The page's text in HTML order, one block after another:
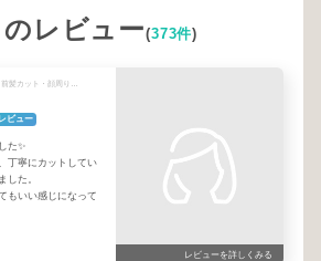
レビュー(373件)
ビュー
た✨
丁寧にカットしてい
した。
もいい感じになって
レビューを詳しくみる